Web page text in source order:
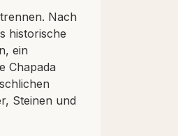
Nach
historische
ein
Chapada
Steinen und